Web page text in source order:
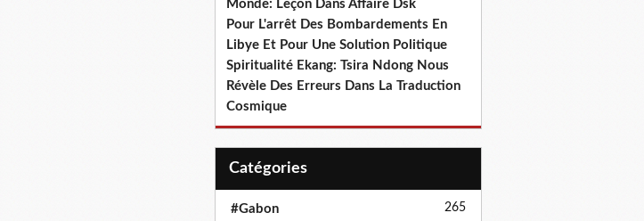
Monde: Leçon Dans Affaire Dsk
Pour L'arrêt Des Bombardements En
Libye Et Pour Une Solution Politique
Spiritualité Ekang: Tsira Ndong Nous
Révèle Des Erreurs Dans La Traduction
Cosmique
Catégories
#Gabon 265